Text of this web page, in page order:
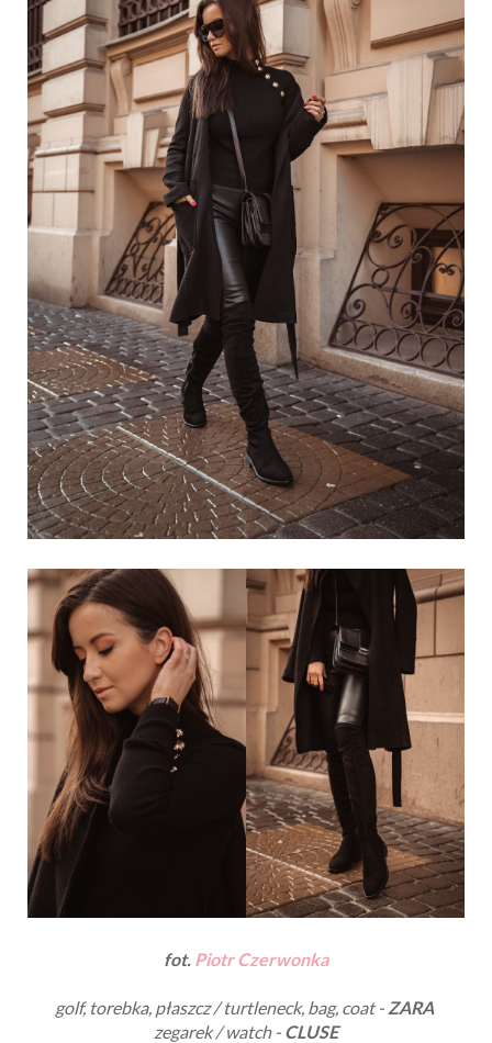
fot. Piotr Czerwonka
golf, torebka, płaszcz / turtleneck, bag, coat - ZARA
zegarek / watch - CLUSE